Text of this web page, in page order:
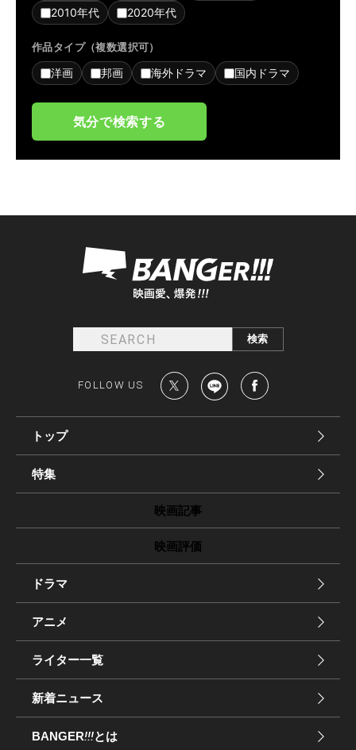
2010年代
2020年代
作品タイプ（複数選択可）
洋画 邦画 海外ドラマ 国内ドラマ
気分で検索する
FOLLOW US
トップ
特集
映画記事
映画評価
ドラマ
アニメ
ライター一覧
新着ニュース
BANGER!!!とは